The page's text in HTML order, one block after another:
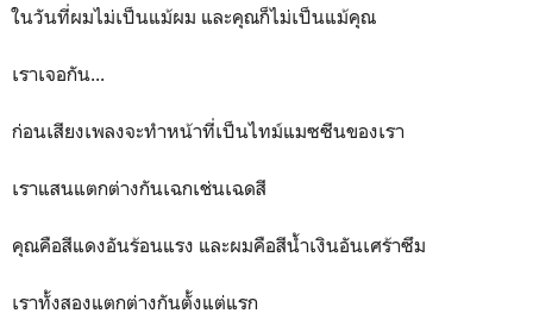
ในวันที่ผมไม่เป็นแม้ผม และคุณก็ไม่เป็นแม้คุณ
เราเจอกัน...
ก่อนเสียงเพลงจะทำหน้าที่เป็นไทม์แมซซีนของเรา
เราแสนแตกต่างกันเฉกเช่นเฉดสี
คุณคือสีแดงอันร้อนแรง และผมคือสีน้ำเงินอันเศร้าซึม
เราทั้งสองแตกต่างกันตั้งแต่แรก